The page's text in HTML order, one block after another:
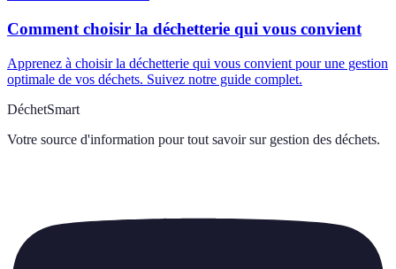
Comment choisir la déchetterie qui vous convient
Apprenez à choisir la déchetterie qui vous convient pour une gestion
optimale de vos déchets. Suivez notre guide complet.
DéchetSmart
Votre source d'information pour tout savoir sur gestion des déchets.